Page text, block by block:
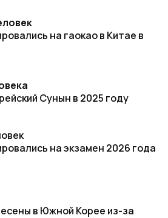
на гаокао в Китае в
Сунын в 2025 году
на экзамен 2026 года
в Южной Корее из-за